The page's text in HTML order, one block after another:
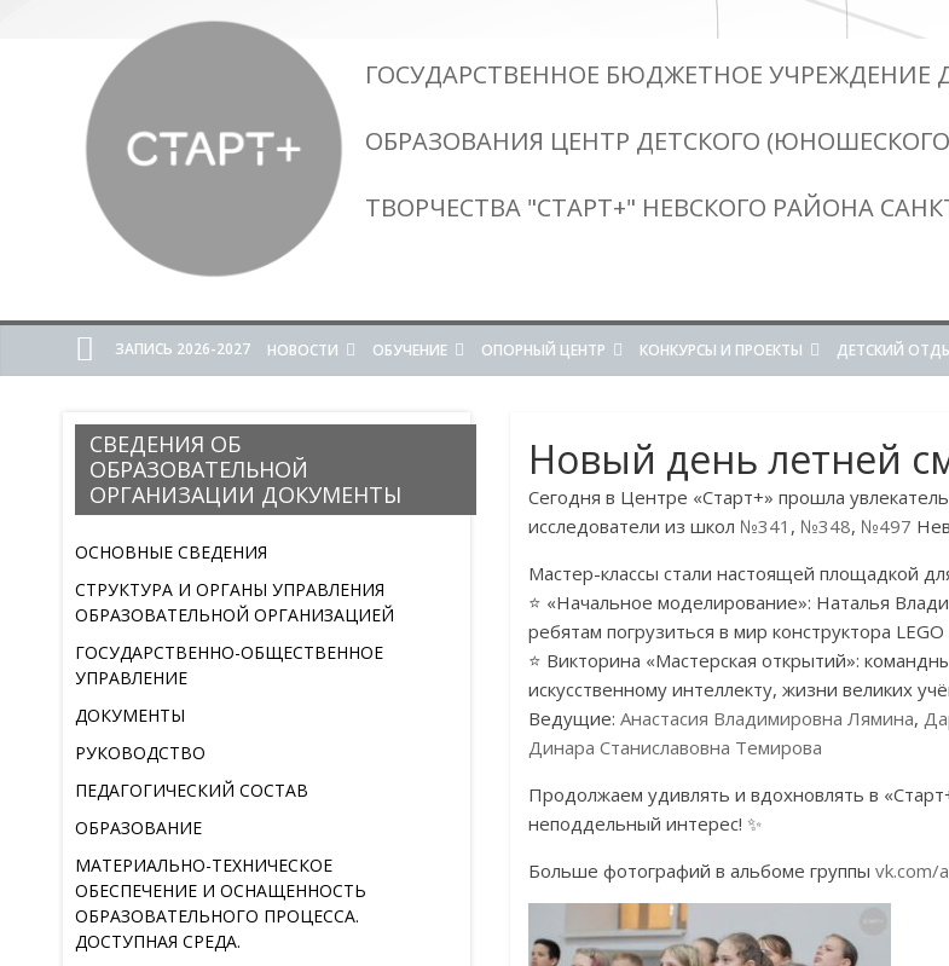
ГОСУДАРСТВЕННОЕ БЮДЖЕТНОЕ
ОБРАЗОВАНИЯ ЦЕНТР ДЕТСКОГО
ТВОРЧЕСТВА "СТАРТ+" НЕВСКОГО РАЙОНА
ЗАПИСЬ 2026-2027 НОВОСТИ ОБУЧЕНИЕ ОПОРНЫЙ ЦЕНТР КОНКУРСЫ И ПРОЕКТЫ ДЕТСКИЙ
Новый день летней
Сегодня в Центре «Старт+» прошла
исследователи из школ №341 , №348, №497
Мастер-классы стали настоящей площадкой
⭐ «Начальное моделирование»: Наталья
ребятам погрузиться в мир конструктора
⭐ Викторина «Мастерская открытий»:
искусственному интеллекту, жизни великих
Ведущие: Анастасия Владимировна Лямина,
Динара Станиславовна Темирова
Продолжаем удивлять и вдохновлять в
неподдельный интерес! ✨
Больше фотографий в альбоме группы vk.com/
СВЕДЕНИЯ ОБ
ОБРАЗОВАТЕЛЬНОЙ
ОРГАНИЗАЦИИ ДОКУМЕНТЫ
ОСНОВНЫЕ СВЕДЕНИЯ
СТРУКТУРА И ОРГАНЫ УПРАВЛЕНИЯ
ОБРАЗОВАТЕЛЬНОЙ ОРГАНИЗАЦИЕЙ
ГОСУДАРСТВЕННО-ОБЩЕСТВЕННОЕ
УПРАВЛЕНИЕ
ДОКУМЕНТЫ
РУКОВОДСТВО
ПЕДАГОГИЧЕСКИЙ СОСТАВ
ОБРАЗОВАНИЕ
МАТЕРИАЛЬНО-ТЕХНИЧЕСКОЕ
ОБЕСПЕЧЕНИЕ И ОСНАЩЕННОСТЬ
ОБРАЗОВАТЕЛЬНОГО ПРОЦЕССА.
ДОСТУПНАЯ СРЕДА.